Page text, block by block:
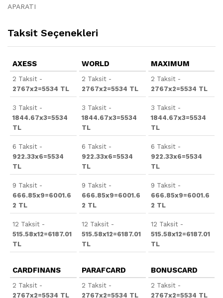
APARATI
Taksit Seçenekleri
AXESS
2 Taksit -
2767x2=5534 TL
3 Taksit -
1844.67x3=5534
TL
6 Taksit -
922.33x6=5534
TL
9 Taksit -
666.85x9=6001.6
2 TL
12 Taksit -
515.58x12=6187.01
TL
WORLD
2 Taksit -
2767x2=5534 TL
3 Taksit -
1844.67x3=5534
TL
6 Taksit -
922.33x6=5534
TL
9 Taksit -
666.85x9=6001.6
2 TL
12 Taksit -
515.58x12=6187.01
TL
MAXIMUM
2 Taksit -
2767x2=5534 TL
3 Taksit -
1844.67x3=5534
TL
6 Taksit -
922.33x6=5534
TL
9 Taksit -
666.85x9=6001.6
2 TL
12 Taksit -
515.58x12=6187.01
TL
CARDFINANS
2 Taksit -
2767x2=5534 TL
PARAFCARD
2 Taksit -
2767x2=5534 TL
BONUSCARD
2 Taksit -
2767x2=5534 TL